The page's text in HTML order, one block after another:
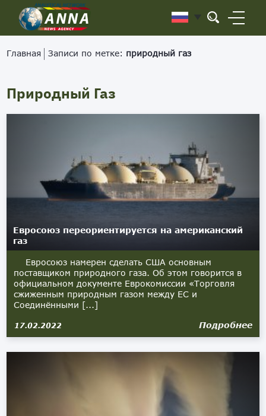
Главная Записи по метке: природный газ
Природный Газ
Евросоюз переориентируется на американский
газ
Евросоюз намерен сделать США основным
поставщиком природного газа. Об этом говорится в
официальном документе Еврокомиссии «Торговля
сжиженным природным газом между ЕС и
Соединёнными [...]
17.02.2022 Подробнее